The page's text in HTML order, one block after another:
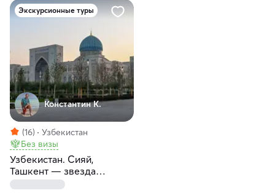
Экскурсионные туры
Константин К.
(16)
Узбекистан
Без визы
Узбекистан. Сияй,
Ташкент — звезда
Востока